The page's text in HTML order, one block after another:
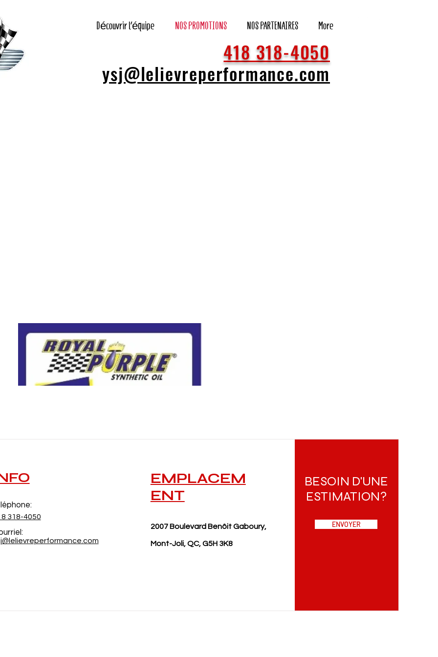
Découvrir l'équipe NOS PROMOTIONS NOS PARTENAIRES More
418 318-4050
ysj@lelievreperformance.com
318-4050
EMPLACEM
ENT
2007 Boulevard Benôit Gaboury,
Mont-Joli, QC, G5H 3K8
BESOIN D'UNE
ESTIMATION?
ENVOYER